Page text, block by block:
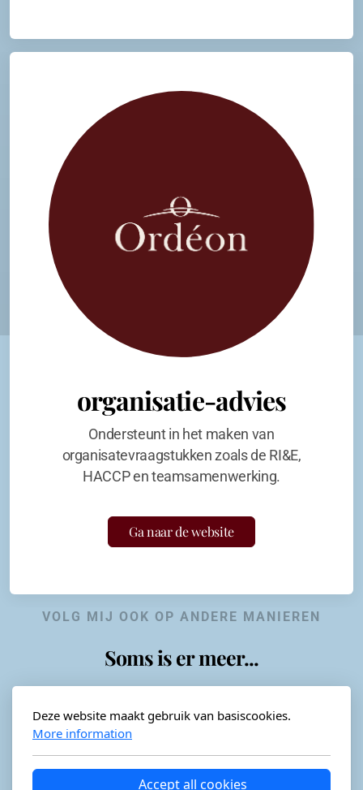
organisatie-advies
Ondersteunt in het maken van
organisatevraagstukken zoals de RI&E,
HACCP en teamsamenwerking.
Ga naar de website
VOLG MIJ OOK OP ANDERE MANIEREN
Soms is er meer...
Horeca-advies
Deze website maakt gebruik van basiscookies.
More information
Accept all cookies